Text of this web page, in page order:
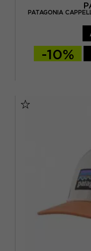
PATAGONIA
-10%